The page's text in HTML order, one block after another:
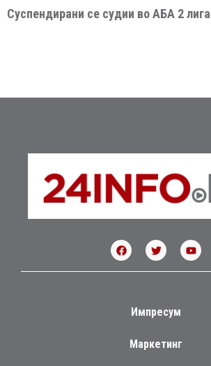
Суспендирани се судии во АБА 2 лига
Импресум
Маркетинг